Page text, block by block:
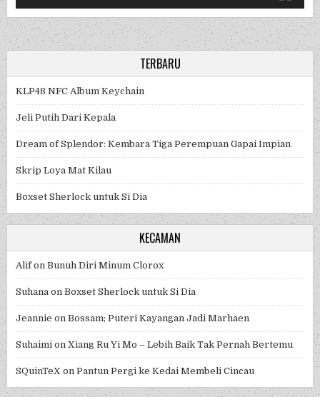
TERBARU
KLP48 NFC Album Keychain
Jeli Putih Dari Kepala
Dream of Splendor: Kembara Tiga Perempuan Gapai Impian
Skrip Loya Mat Kilau
Boxset Sherlock untuk Si Dia
KECAMAN
AlifonBunuh Diri Minum Clorox
Suhana onBoxset Sherlock untuk Si Dia
Jeannie onBossam; Puteri Kayangan Jadi Marhaen
Suhaimi onXiang Ru Yi Mo – Lebih Baik Tak Pernah Bertemu
SQuinTeX onPantun Pergi ke Kedai Membeli Cincau